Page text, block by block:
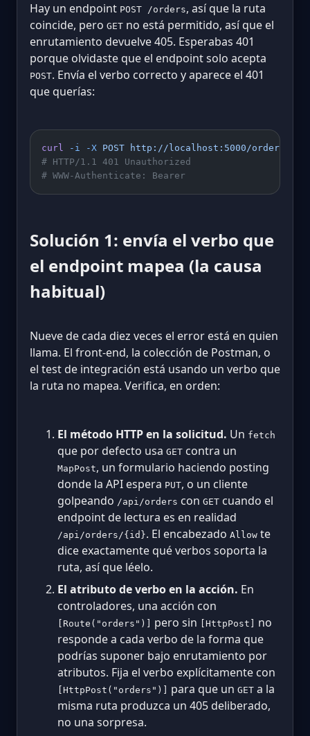
Hay un endpoint POST /orders, así que la ruta
coincide, pero GET no está permitido, así que el
enrutamiento devuelve 405. Esperabas 401
porque olvidaste que el endpoint solo acepta
POST. Envía el verbo correcto y aparece el 401
que querías:
curl -i -X POST http://localhost:5000/orders
# HTTP/1.1 401 Unauthorized
# WWW-Authenticate: Bearer
Solución 1: envía el verbo que
el endpoint mapea (la causa
habitual)
Nueve de cada diez veces el error está en quien
llama. El front-end, la colección de Postman, o
el test de integración está usando un verbo que
la ruta no mapea. Verifica, en orden:
El método HTTP en la solicitud. Un fetch
que por defecto usa GET contra un
MapPost, un formulario haciendo posting
donde la API espera PUT, o un cliente
golpeando /api/orders con GET cuando el
endpoint de lectura es en realidad
/api/orders/{id}. El encabezado Allow te
dice exactamente qué verbos soporta la
ruta, así que léelo.
El atributo de verbo en la acción. En
controladores, una acción con
[Route("orders")] pero sin [HttpPost]
no
responde a cada verbo de la forma que
podrías suponer bajo enrutamiento por
atributos. Fija el verbo explícitamente con
[HttpPost("orders")] para que un GET a la
misma ruta produzca un 405 deliberado,
no una sorpresa.